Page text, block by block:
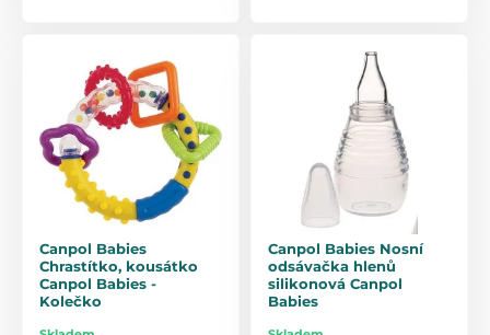
Canpol Babies
Chrastítko, kousátko
Canpol Babies -
Kolečko
Canpol Babies Nosní
odsávačka hlenů
silikonová Canpol
Babies